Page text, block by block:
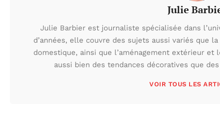
Julie
Julie Barbier est journaliste spécialisée dans
d’années, elle couvre des sujets aussi variés que
domestique, ainsi que l’aménagement extérieur et
aussi bien des tendances décoratives que
VOIR TOUS LES